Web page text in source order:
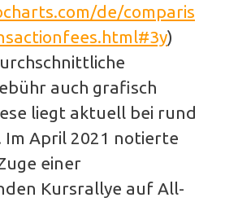
de/comparis
)
auch grafisch
liegt aktuell bei rund
Im April 2021 notierte
einer
Kursrallye auf All-